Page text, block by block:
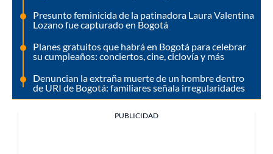
Presunto feminicida de la patinadora Laura Valentina
Lozano fue capturado en Bogotá
Planes gratuitos que habrá en Bogotá para celebrar
su cumpleaños: conciertos, cine, ciclovía y más
Denuncian la extraña muerte de un hombre dentro
de URI de Bogotá: familiares señala irregularidades
PUBLICIDAD